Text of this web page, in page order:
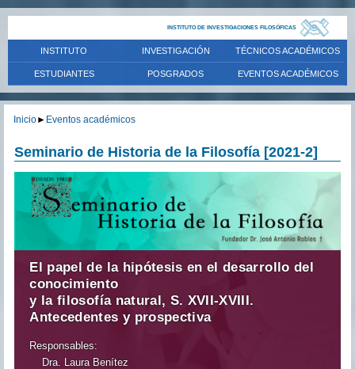
INSTITUTO DE INVESTIGACIONES FILOSÓFICAS
INSTITUTO INVESTIGACIÓN TÉCNICOS ACADÉMICOS
ESTUDIANTES POSGRADOS EVENTOS ACADÉMICOS
Inicio► Eventos académicos
Seminario de Historia de la Filosofía [2021-2]
El papel de la hipótesis en el desarrollo del
conocimiento
y la filosofía natural, S. XVII-XVIII.
Antecedentes y prospectiva
Responsables:
Dra. Laura Benítez